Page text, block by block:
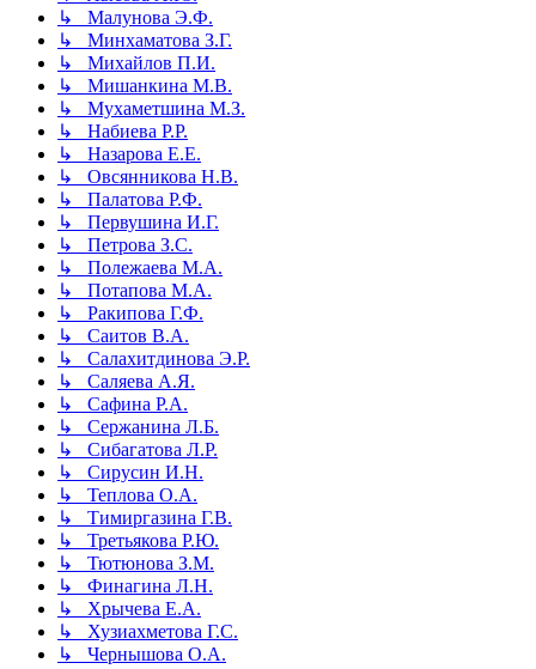
↳ Малунова Э.Ф.
↳ Минхаматова З.Г.
↳ Михайлов П.И.
↳ Мишанкина М.В.
↳ Мухаметшина М.З.
↳ Набиева Р.Р.
↳ Назарова Е.Е.
↳ Овсянникова Н.В.
↳ Палатова Р.Ф.
↳ Первушина И.Г.
↳ Петрова З.С.
↳ Полежаева М.А.
↳ Потапова М.А.
↳ Ракипова Г.Ф.
↳ Саитов В.А.
↳ Салахитдинова Э.Р.
↳ Саляева А.Я.
↳ Сафина Р.А.
↳ Сержанина Л.Б.
↳ Сибагатова Л.Р.
↳ Сирусин И.Н.
↳ Теплова О.А.
↳ Тимиргазина Г.В.
↳ Третьякова Р.Ю.
↳ Тютюнова З.М.
↳ Финагина Л.Н.
↳ Хрычева Е.А.
↳ Хузиахметова Г.С.
↳ Чернышова О.А.